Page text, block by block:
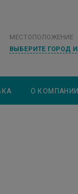
МЕСТОПОЛОЖЕНИЕ
О КОМПАНИИ